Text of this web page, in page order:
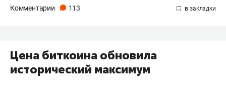
Комментарии 113
Цена биткоина обновила
исторический максимум